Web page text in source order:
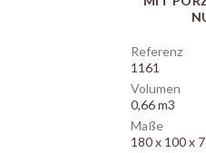
Referenz
1161
Volumen
0,66 m3
Maße
180 x 100 x